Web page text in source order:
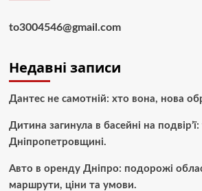
to3004546@gmail.com
Недавні записи
Дантес не самотній: хто вона, нова
Дитина загинула в басейні на подвір’ї:
Дніпропетровщині.
Авто в оренду Дніпро: подорожі
маршрути, ціни та умови.